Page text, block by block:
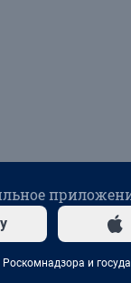
и